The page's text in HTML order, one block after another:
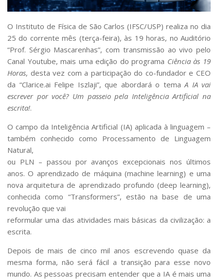
Extensão à Comunidade
Artes, Cultura e Esportes
Museus e Espaços Interativos
Serviços
Bibliotecas
Segurança, Trânsito e Prevenção
RH, Administrativo e Financeiro
Outros serviços
Comunicação
Assessorias e Mídias
Aplicativos e Sites
Jornal da USP
Agenda de Eventos
Defesa de Teses
O Instituto de Física de São Carlos (IFSC/USP) realiza no dia
25 do corrente mês (terça-feira), às 19 horas, no Auditório
“Prof. Sérgio Mascarenhas”, com transmissão ao vivo pelo
Canal Youtube, mais uma edição do programa Ciência às 19
Horas, desta vez com a participação do co-fundador e CEO
da “Clarice.ai Felipe Iszlaji”, que abordará o tema A IA vai
escrever por você? Um passeio pela Inteligência Artificial na
escrita!.
O campo da Inteligência Artificial (IA) aplicada à linguagem –
também conhecido como Processamento de Linguagem
Natural,
ou PLN – passou por avanços excepcionais nos últimos
anos. O aprendizado de máquina (machine learning) e uma
nova arquitetura de aprendizado profundo (deep learning),
conhecida como “Transformers”, estão na base de uma
revolução que vai
reformular uma das atividades mais básicas da civilização: a
escrita.
Depois de mais de cinco mil anos escrevendo quase da
mesma forma, não será fácil a transição para esse novo
mundo. As pessoas precisam entender que a IA é mais uma